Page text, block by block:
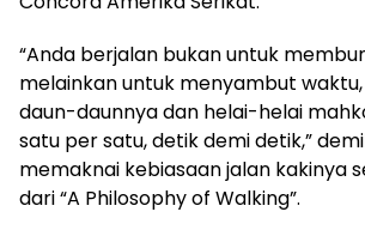
“Anda berjalan bukan untuk
melainkan untuk menyambut
daun-daunnya dan helai-helai
satu per satu, detik demi detik,”
memaknai kebiasaan jalan kakinya
dari “A Philosophy of Walking”.